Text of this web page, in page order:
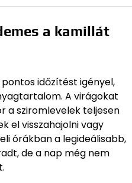
a kamillát
időzítést igényel,
A virágokat
a sziromlevelek teljesen
el visszahajolni vagy
órákban a legideálisabb,
de a nap még nem